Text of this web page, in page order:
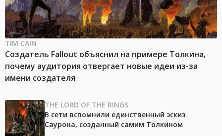
TIM CAIN
Создатель Fallout объяснил на примере Толкина,
почему аудитория отвергает новые идеи из-за
имени создателя
THE LORD OF THE RINGS
В сети вспомнили единственный эскиз
Саурона, созданный самим Толкином